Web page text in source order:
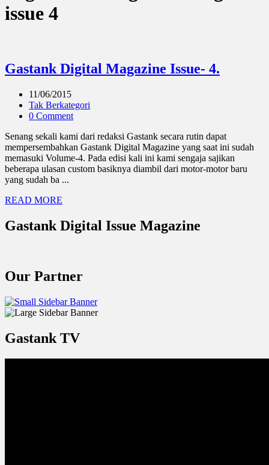
issue 4
Gastank Digital Magazine Issue- 4.
11/06/2015
Tak Berkategori
0 Comment
Senang sekali kami dari redaksi Gastank secara rutin dapat
mempersembahkan Gastank Digital Magazine yang saat ini sudah
memasuki Volume-4. Pada edisi kali ini kami sengaja sajikan
beberapa ulasan custom basiknya diambil dari motor-motor baru
yang sudah ba ...
READ MORE
Gastank Digital Issue Magazine
Our Partner
Gastank TV